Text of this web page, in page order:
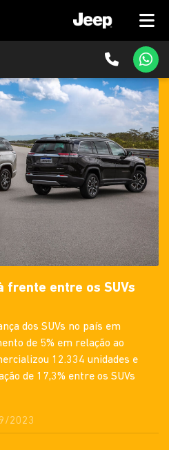
frente entre os SUVs
dos SUVs no país em
de 5% em relação ao
12.334 unidades e
de 17,3% entre os SUVs
2023